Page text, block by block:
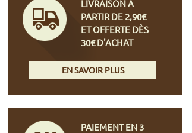
LIVRAISON À
PARTIR DE 2,90€
ET OFFERTE DÈS
30€ D'ACHAT
EN SAVOIR PLUS
PAIEMENT EN 3